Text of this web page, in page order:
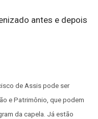
antes e depois
de Assis pode ser
e Patrimônio, que podem
da capela. Já estão